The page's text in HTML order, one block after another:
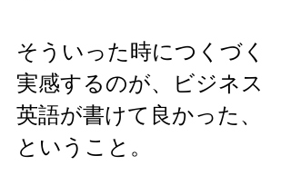
そういった時につくづく
実感するのが、ビジネス
英語が書けて良かった、
ということ。